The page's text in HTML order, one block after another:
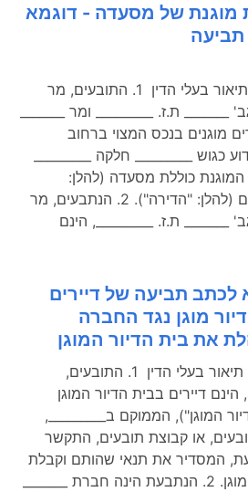
מוגנת של מסעדה - דוגמא
דוגמא לכתב תביעה: א. תיאור בעלי הדין 1. התובעים, מר
_______ ת.ז. _________ ומר _______
מוגנים בנכס המצוי ברחוב
כגוש _________ חלקה _________
המוגנת כוללת מסעדה (להלן:
"המסעדה") ודירת מגורים (להלן: "הדירה"). 2. הנתבעים, מר
_______ ת.ז. _________, הינם
לכתב תביעה של דיירים
מוגן נגד החברה
את בית הדיור המוגן
דוגמא לכתב תביעה: א. תיאור בעלי הדין 1. התובעים,
שמספרם הכולל הוא 45, הינם דיירים בבית הדיור המוגן
המוגן"), הממוקם ב_________,
או קבוצת תובעים, התקשר
המסדיר את תנאי שהותם וקבלת
השירותים בבית הדיור המוגן. 2. הנתבעת הינה חברת _______